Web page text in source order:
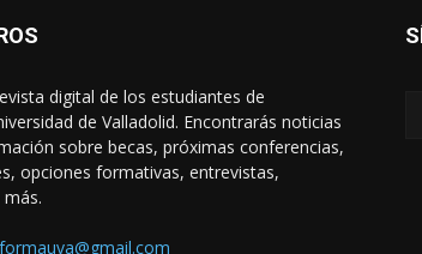
digital de los estudiantes de
de Valladolid. Encontrarás noticias
sobre becas, próximas conferencias,
opciones formativas, entrevistas,